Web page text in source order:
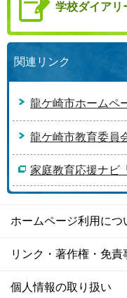
学校ダイアリ
関連リンク
龍ケ崎市ホームペ
龍ケ崎市教育委員
家庭教育応援ナビ
ホームページ利用につ
リンク・著作権・免責
個人情報の取り扱い